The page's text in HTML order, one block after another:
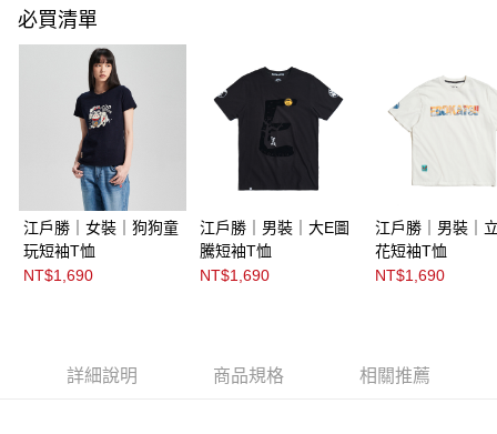
必買清單
江戶勝｜女裝｜狗狗童
玩短袖T恤
NT$1,690
江戶勝｜男裝｜大E圖
騰短袖T恤
NT$1,690
江戶勝｜男裝｜
花短袖T恤
NT$1,690
詳細說明 商品規格 相關推薦